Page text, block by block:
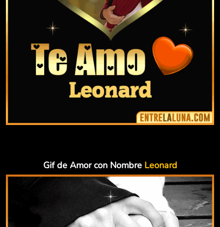
Gif de Amor con Nombre Leonard